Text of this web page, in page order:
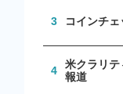
3 コインチ
4
米クラリテ
報道